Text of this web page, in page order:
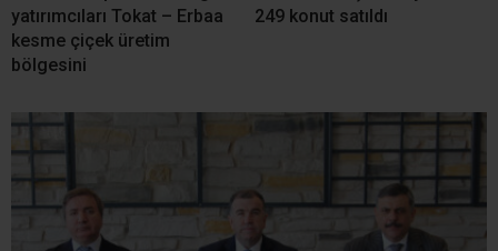
yatırımcıları Tokat – Erbaa
kesme çiçek üretim
bölgesini
249 konut satıldı